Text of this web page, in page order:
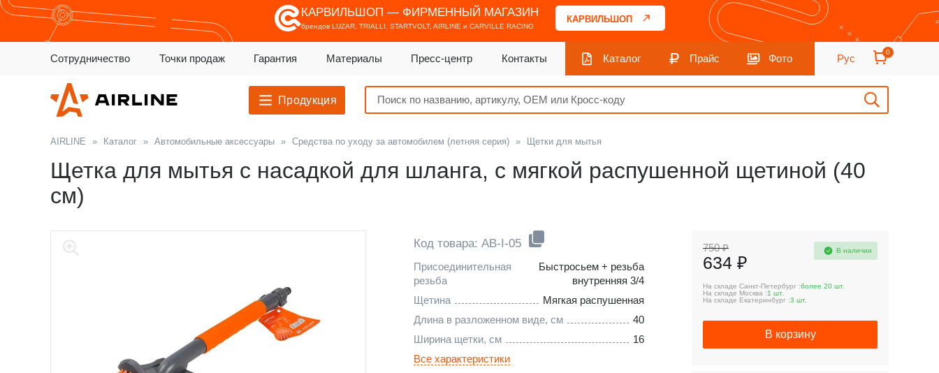
КАРВИЛЬШОП — ФИРМЕННЫЙ МАГАЗИН
брендов LUZAR, TRIALLI, STARTVOLT, AIRLINE и CARVILLE RACING
КАРВИЛЬШОП
Сотрудничество Точки продаж Гарантия Материалы Пресс-центр Контакты Каталог Прайс Фото Рус
0
Продукция
AIRLINE » Каталог » Автомобильные аксессуары » Средства по уходу за автомобилем (летняя серия) » Щетки для мытья
Щетка для мытья с насадкой для шланга, с мягкой распушенной щетиной (40
см)
Код товара: AB-I-05
Присоединительная
резьба
Быстросьем + резьба
внутренняя 3/4
Щетина
Мягкая распушенная
Длина в разложенном виде, см
40
Ширина щетки, см
16
Все характеристики
750 ₽
634 ₽
В наличии
На складе Санкт-Петербург :более 20 шт.
На складе Москва :1 шт.
На складе Екатеринбург :3 шт.
В корзину